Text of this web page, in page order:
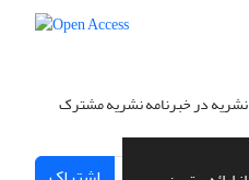
نشریه در خبرنامه نشریه مشترک